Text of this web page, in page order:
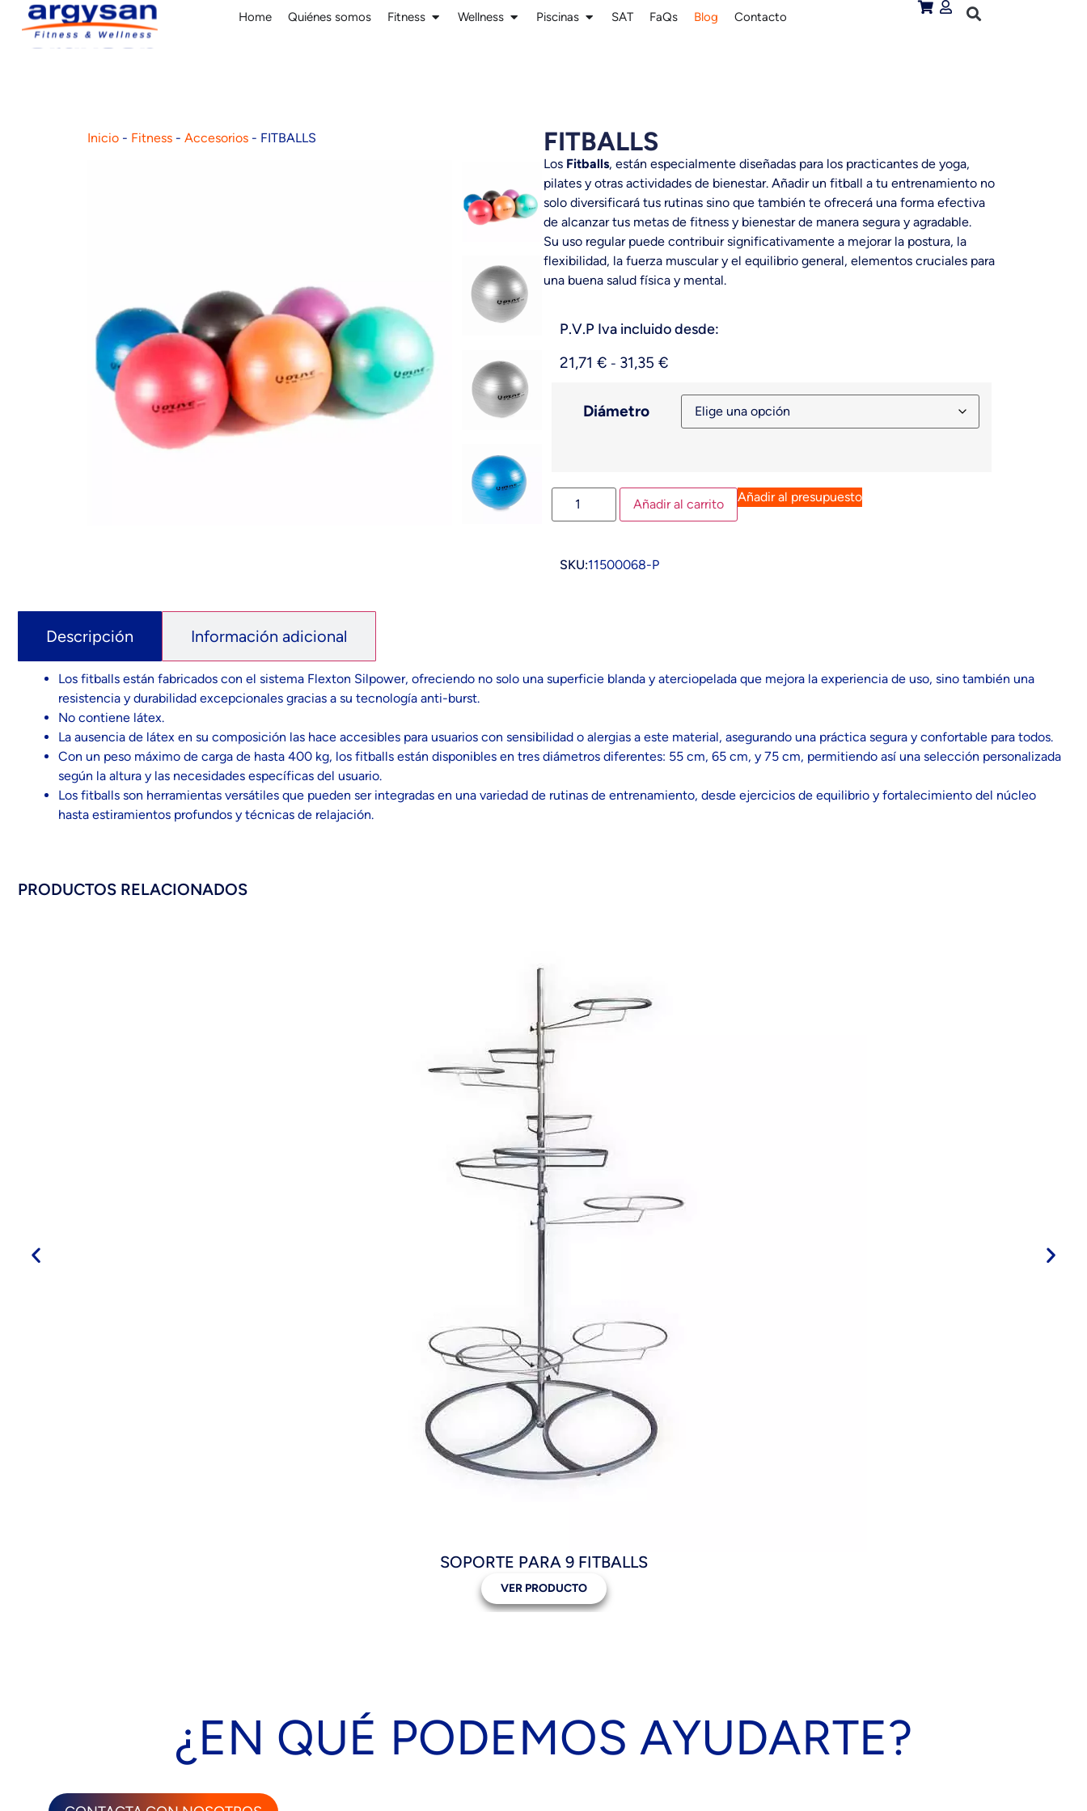
Home Quiénes somos Fitness Wellness Piscinas SAT FaQs Blog Contacto
FITBALLS
Los Fitballs, están especialmente diseñadas para los practicantes de yoga,
pilates y otras actividades de bienestar. Añadir un fitball a tu entrenamiento no
solo diversificará tus rutinas sino que también te ofrecerá una forma efectiva
de alcanzar tus metas de fitness y bienestar de manera segura y agradable.
Su uso regular puede contribuir significativamente a mejorar la postura, la
flexibilidad, la fuerza muscular y el equilibrio general, elementos cruciales para
una buena salud física y mental.
P.V.P Iva incluido desde:
21,71 € - 31,35 €
Diámetro
Añadir al carrito Añadir al presupuesto
SKU:11500068-P
Inicio- Fitness- Accesorios- FITBALLS
Descripción Información adicional
Los fitballs están fabricados con el sistema Flexton Silpower, ofreciendo no solo una superficie blanda y aterciopelada que mejora la experiencia de uso, sino también una
resistencia y durabilidad excepcionales gracias a su tecnología anti-burst.
No contiene látex.
La ausencia de látex en su composición las hace accesibles para usuarios con sensibilidad o alergias a este material, asegurando una práctica segura y confortable para todos.
Con un peso máximo de carga de hasta 400 kg, los fitballs están disponibles en tres diámetros diferentes: 55 cm, 65 cm, y 75 cm, permitiendo así una selección personalizada
según la altura y las necesidades específicas del usuario.
Los fitballs son herramientas versátiles que pueden ser integradas en una variedad de rutinas de entrenamiento, desde ejercicios de equilibrio y fortalecimiento del núcleo
hasta estiramientos profundos y técnicas de relajación.
PRODUCTOS RELACIONADOS
SOPORTE PARA 9 FITBALLS
VER PRODUCTO
¿EN QUÉ PODEMOS AYUDARTE?